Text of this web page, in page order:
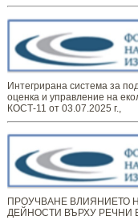
Интегрирана система за
оценка и управление на
КОСТ-11 от 03.07.2025 г.,
ПРОУЧВАНЕ ВЛИЯНИЕТО
ДЕЙНОСТИ ВЪРХУ РЕЧНИ